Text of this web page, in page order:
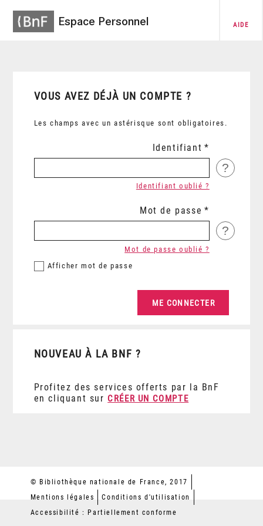
Espace Personnel AIDE
VOUS AVEZ DÉJÀ UN COMPTE ?
Les champs avec un astérisque sont obligatoires.
Identifiant
?
Identifiant oublié ?
Mot de passe
?
Afficher mot de passe
Mot de passe oublié ?
NOUVEAU À LA BNF ?
Profitez des services offerts par la BnF
en cliquant sur CRÉER UN COMPTE
© Bibliothèque nationale de France, 2017
Mentions légales
Conditions d'utilisation
Accessibilité : Partiellement conforme